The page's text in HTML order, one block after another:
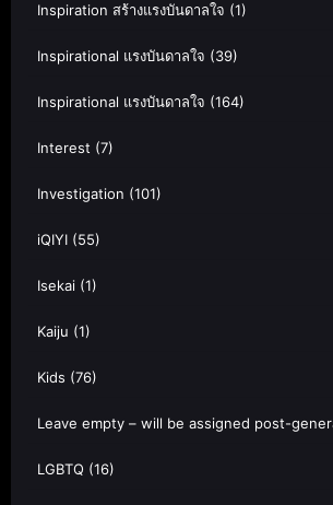
Inspiration สร้างแรงบันดาลใจ (1)
Inspirational แรงบันดาลใจ (39)
Inspirational แรงบันดาลใจ (164)
Interest (7)
Investigation (101)
iQIYI (55)
Isekai (1)
Kaiju (1)
Kids (76)
Leave empty – will be assigned post-
LGBTQ (16)